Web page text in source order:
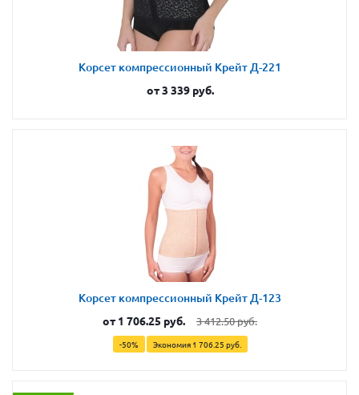
Корсет компрессионный Крейт Д-221
от3 339 руб.
Корсет компрессионный Крейт Д-123
от 1 706.25 руб. 3 412.50 руб.
-50% Экономия 1 706.25 руб.